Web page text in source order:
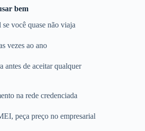
bem
você quase não viaja
vezes ao ano
antes de aceitar qualquer
na rede credenciada
peça preço no empresarial